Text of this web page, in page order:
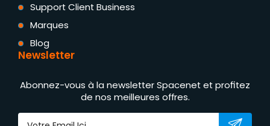
Support Client Business
Marques
Blog
Newsletter
Abonnez-vous à la newsletter Spacenet et profitez
de nos meilleures offres.